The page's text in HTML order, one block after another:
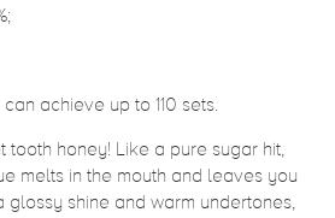
achieve up to 110 sets.
tooth honey! Like a pure sugar hit,
melts in the mouth and leaves you
glossy shine and warm undertones,